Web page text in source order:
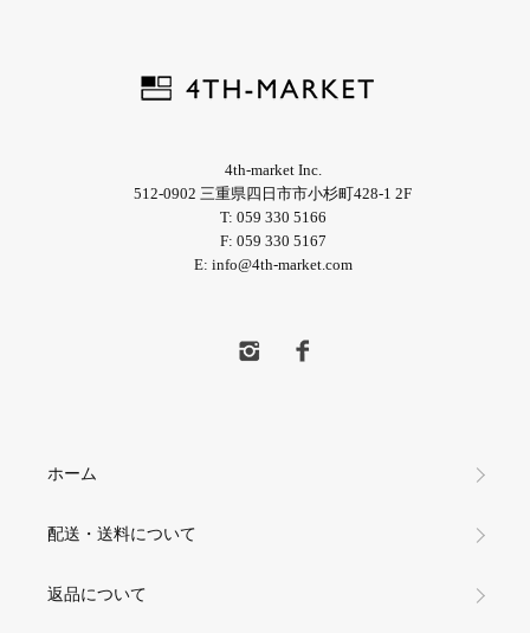
4th-market Inc.
512-0902 三重県四日市市小杉町428-1 2F
T: 059 330 5166
F: 059 330 5167
E: info@4th-market.com
ホーム
配送・送料について
返品について